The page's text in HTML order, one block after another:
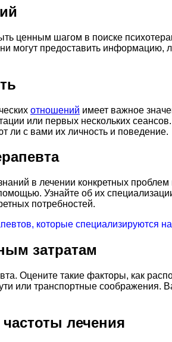
ценным шагом в поиске
могут предоставить
отношений имеет важное
или первых нескольких
ли с вами их личность и поведение.
в лечении конкретных
Узнайте об их
потребностей.
которые специализируются
затратам
Оцените такие факторы, как
или транспортные соображения.
лечения